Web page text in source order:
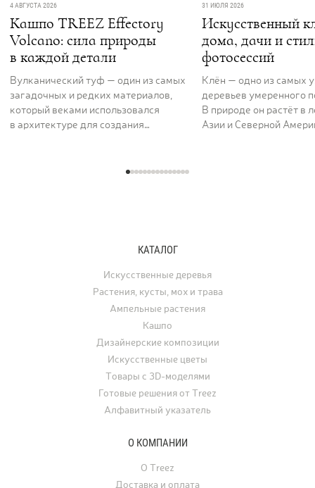
4 АВГУСТА 2026
Кашпо TREEZ Effectory
Volcano: сила природы
в каждой детали
Вулканический туф — один из самых
загадочных и редких материалов,
который веками использовался
в архитектуре для создания
фактурная поверхность как будто
туфа, превращая любую композицию
произведение искусства.
31 ИЮЛЯ 2026
Искусственный
дома, дачи и
фотосессий
Клён — одно из самых
деревьев умеренного
В природе он растёт в
Азии и Северной
применяют для
интерьеров.
ресторанов, офисов,
и других мероприятий.
КАТАЛОГ
Искусственные деревья
Растения, кусты, мох и трава
Ампельные растения
Кашпо
Дизайнерские композиции
Искусственные цветы
Товары с 3D-моделями
Готовые решения от Treez
Алфавитный указатель
О КОМПАНИИ
О Treez
Доставка и оплата